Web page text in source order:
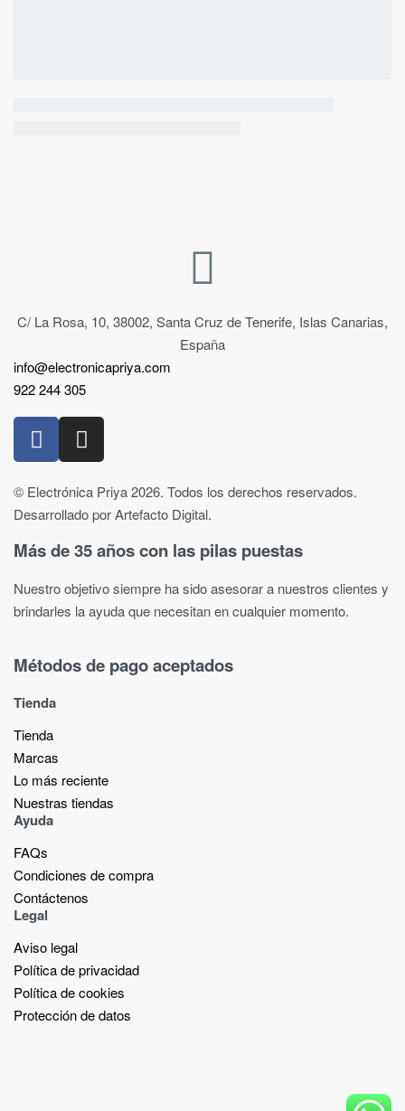
C/ La Rosa, 10, 38002, Santa Cruz de Tenerife, Islas Canarias,
España
info@electronicapriya.com
922 244 305
© Electrónica Priya 2026. Todos los derechos reservados.
Desarrollado por Artefacto Digital.
Más de 35 años con las pilas puestas
Nuestro objetivo siempre ha sido asesorar a nuestros clientes y
brindarles la ayuda que necesitan en cualquier momento.
Métodos de pago aceptados
Tienda
Tienda
Marcas
Lo más reciente​
Nuestras tiendas​
Ayuda
FAQs
Condiciones de compra
Contáctenos
Legal
Aviso legal
Política de privacidad
Política de cookies
Protección de datos